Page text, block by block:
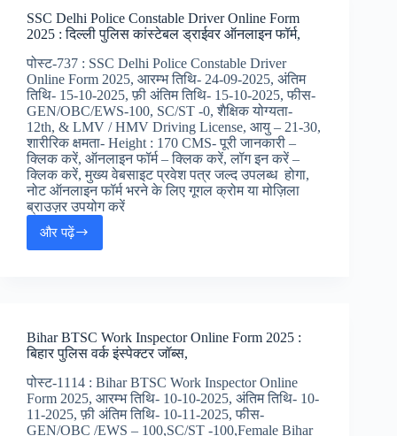
Other
Post
Online
Form
2025-
एकलव्य
मोडल
स्कूल
TGT
/
PGT/
अन्य
जॉब
अलर्ट,
SSC Delhi Police Constable Driver Online Form
2025 : दिल्ली पुलिस कांस्टेबल ड्राईवर ऑनलाइन फॉर्म,
पोस्ट-737 : SSC Delhi Police Constable Driver
Online Form 2025, आरम्भ तिथि- 24-09-2025, अंतिम
तिथि- 15-10-2025, फ़ी अंतिम तिथि- 15-10-2025, फीस-
GEN/OBC/EWS-100, SC/ST -0, शैक्षिक योग्यता-
12th, & LMV / HMV Driving License, आयु – 21-30,
शारीरिक क्षमता- Height : 170 CMS- पूरी जानकारी –
क्लिक करें, ऑनलाइन फॉर्म – क्लिक करें, लॉग इन करें –
क्लिक करें, मुख्य वेबसाइट प्रवेश पत्र जल्द उपलब्ध होगा,
नोट ऑनलाइन फॉर्म भरने के लिए गूगल क्रोम या मोज़िला
ब्राउज़र उपयोग करें
और पढ़ेंSSC
Form
2025
:
दिल्ली
पुलिस
कांस्टेबल
Bihar BTSC Work Inspector Online Form 2025 :
बिहार पुलिस वर्क इंस्पेक्टर जॉब्स,
पोस्ट-1114 : Bihar BTSC Work Inspector Online
Form 2025, आरम्भ तिथि- 10-10-2025, अंतिम तिथि- 10-
11-2025, फ़ी अंतिम तिथि- 10-11-2025, फीस-
GEN/OBC /EWS – 100,SC/ST -100,Female Bihar